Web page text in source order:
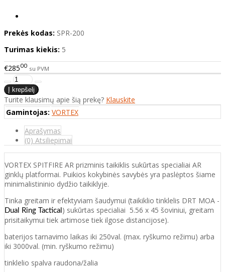
Prekės kodas: SPR-200
Turimas kiekis: 5
€28500 su PVM
Turite klausimų apie šią prekę? Klauskite
Gamintojas: VORTEX
Aprašymas
(0) Atsiliepimai
VORTEX SPITFIRE AR prizminis taikiklis sukūrtas specialiai AR
ginklų platformai. Puikios kokybinės savybės yra paslėptos šiame
minimalistininio dydžio taikiklyje.
Tinka greitam ir efektyviam šaudymui (taikiklio tinklelis DRT MOA -
Dual Ring Tactical ) sukūrtas specialiai 5.56 x 45 šoviniui, greitam
prisitaikymui tiek artimose tiek ilgose distancijose).
baterijos tarnavimo laikas iki 250val. (max. ryškumo režimu) arba
iki 3000val. (min. ryškumo režimu)
tinklelio spalva raudona/žalia